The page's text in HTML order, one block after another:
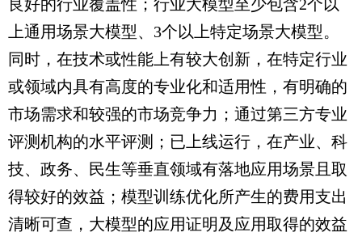
良好的行业覆盖性；行业大模型至少包含2个以
上通用场景大模型、3个以上特定场景大模型。
同时，在技术或性能上有较大创新，在特定行业
或领域内具有高度的专业化和适用性，有明确的
市场需求和较强的市场竞争力；通过第三方专业
评测机构的水平评测；已上线运行，在产业、科
技、政务、民生等垂直领域有落地应用场景且取
得较好的效益；模型训练优化所产生的费用支出
清晰可查，大模型的应用证明及应用取得的效益